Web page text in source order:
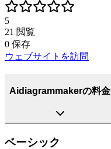
5
21 閲覧
0 保存
ウェブサイトを訪問
Aidiagrammakerの料金
ベーシック